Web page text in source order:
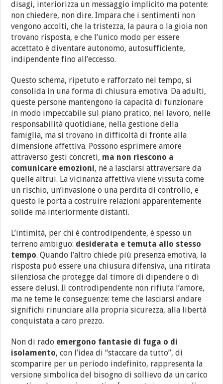
disagi, interiorizza un messaggio implicito ma potente:
non chiedere, non dire. Impara che i sentimenti non
vengono accolti, che la tristezza, la paura o la gioia non
trovano risposta, e che l’unico modo per essere
accettato è diventare autonomo, autosufficiente,
indipendente fino all’eccesso.
Questo schema, ripetuto e rafforzato nel tempo, si
consolida in una forma di chiusura emotiva. Da adulti,
queste persone mantengono la capacità di funzionare
in modo impeccabile sul piano pratico, nel lavoro, nelle
responsabilità quotidiane, nella gestione della
famiglia, ma si trovano in difficoltà di fronte alla
dimensione affettiva. Possono esprimere amore
attraverso gesti concreti, ma non riescono a
comunicare emozioni, né a lasciarsi attraversare da
quelle altrui. La vicinanza affettiva viene vissuta come
un rischio, un’invasione o una perdita di controllo, e
questo le porta a costruire relazioni apparentemente
solide ma interiormente distanti.
L’intimità, per chi è controdipendente, è spesso un
terreno ambiguo: desiderata e temuta allo stesso
tempo. Quando l’altro chiede più presenza emotiva, la
risposta può essere una chiusura difensiva, una ritirata
silenziosa che protegge dal timore di dipendere o di
essere delusi. Il controdipendente non rifiuta l’amore,
ma ne teme le conseguenze: teme che lasciarsi andare
significhi rinunciare alla propria sicurezza, alla libertà
conquistata a caro prezzo.
Non di rado emergono fantasie di fuga o di
isolamento, con l’idea di “staccare da tutto”, di
scomparire per un periodo indefinito, rappresenta la
versione simbolica del bisogno di sollievo da un carico